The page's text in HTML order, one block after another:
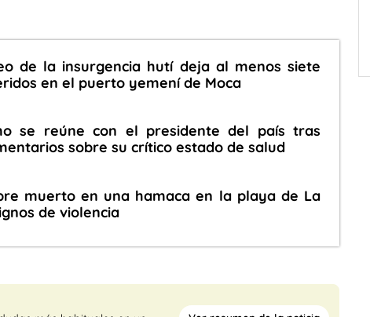
de la insurgencia hutí deja al menos siete
en el puerto yemení de Moca
se reúne con el presidente del país tras
sobre su crítico estado de salud
muerto en una hamaca en la playa de La
de violencia